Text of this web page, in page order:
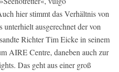
hier stimmt das Verhältnis von
ausgerechnet der von
Richter Tim Eicke in seinem
AIRE Centre, daneben auch zur
Das geht aus einer groß